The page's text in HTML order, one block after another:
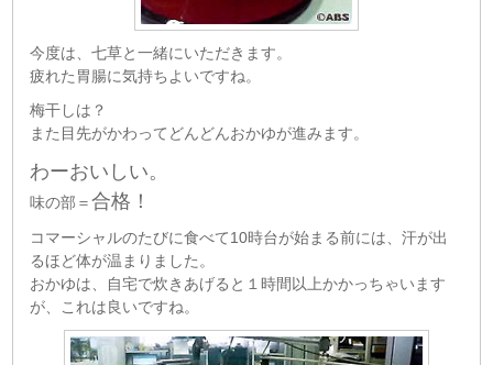
今度は、七草と一緒にいただきます。
疲れた胃腸に気持ちよいですね。
梅干しは？
また目先がかわってどんどんおかゆが進みます。
わーおいしい。
味の部＝合格！
コマーシャルのたびに食べて10時台が始まる前には、汗が出
るほど体が温まりました。
おかゆは、自宅で炊きあげると１時間以上かかっちゃいます
が、これは良いですね。